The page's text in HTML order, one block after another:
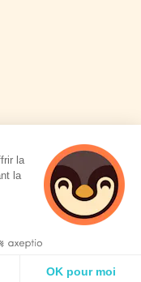
réservés.
la
la
OK pour moi
4 personnes
consultent
actuellement cette